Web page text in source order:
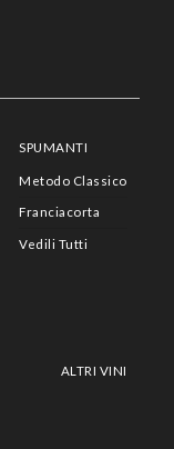
SPUMANTI
Metodo Classico
Franciacorta
Vedili Tutti
ALTRI VINI